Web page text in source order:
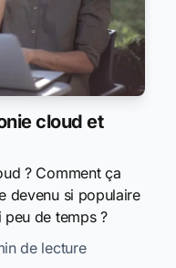
cloud et
? Comment ça
devenu si populaire
peu de temps ?
de lecture